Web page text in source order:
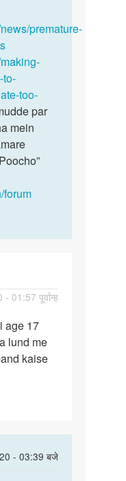
premature-
to-
too-
par
mein
forum
01:57 पूर्वान्ह
age 17
lund me
kaise
- 03:39 बजे